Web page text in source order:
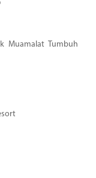
Muamalat Tumbuh